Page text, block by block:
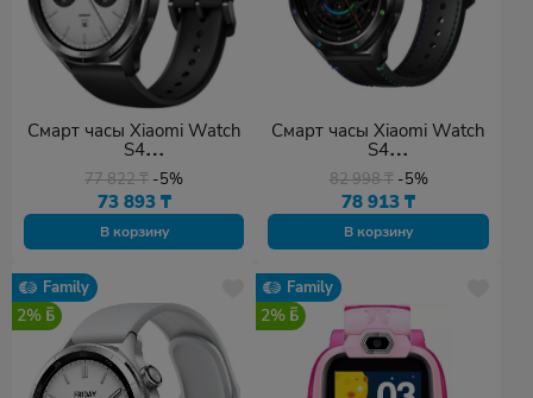
Смарт часы Xiaomi Watch
S4
M2425W1/BHR9195GL
черный
77 822₸ -5%
73 893 ₸
В корзину
Смарт часы Xiaomi Watch
S4
M2425W1/BHR9199GL
черный, радужный
82 998₸ -5%
78 913₸
В корзину
Family
2%
Family
2%